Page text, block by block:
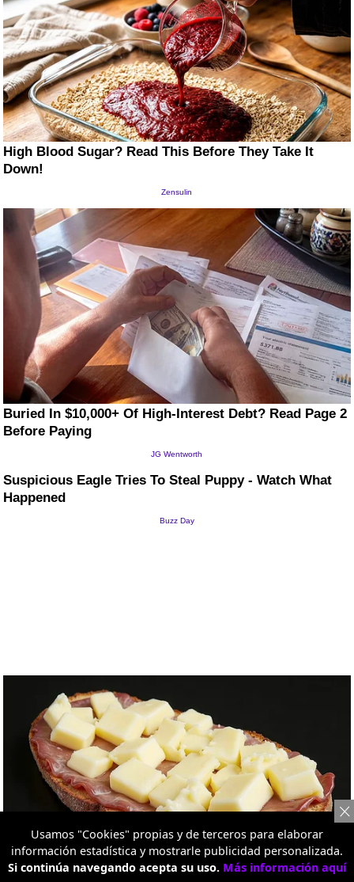
Usamos "Cookies" propias y de terceros para elaborar
información estadística y mostrarle publicidad personalizada.
Si continúa navegando acepta su uso. Más información aquí